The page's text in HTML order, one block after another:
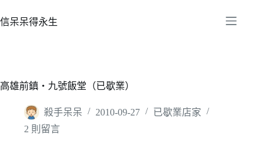
至
容
信呆呆得永生
高雄前鎮‧九號飯堂（已歇業）
殺手呆呆 2010-09-27
已歇業店家
2 則留言